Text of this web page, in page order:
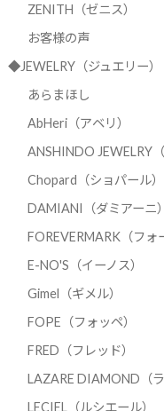
ZENITH（ゼニス）
お客様の声
◆JEWELRY（ジュエリー）
あらまほし
AbHeri（アベリ）
ANSHINDO JEWELRY
Chopard（ショパール）
DAMIANI（ダミアーニ）
FOREVERMARK（フォ
E-NO'S（イーノス）
Gimel（ギメル）
FOPE（フォッペ）
FRED（フレッド）
LAZARE DIAMOND（
LECIEL（ルシエール）